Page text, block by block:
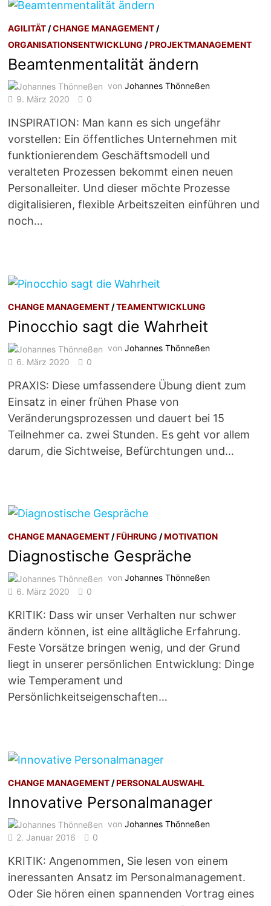
AGILITÄT /CHANGE MANAGEMENT /
ORGANISATIONSENTWICKLUNG /PROJEKTMANAGEMENT
Beamtenmentalität ändern
vonJohannes Thönneßen
9. März 2020
0
INSPIRATION: Man kann es sich ungefähr
vorstellen: Ein öffentliches Unternehmen mit
funktionierendem Geschäftsmodell und
veralteten Prozessen bekommt einen neuen
Personalleiter. Und dieser möchte Prozesse
digitalisieren, flexible Arbeitszeiten einführen und
noch…
CHANGE MANAGEMENT /TEAMENTWICKLUNG
Pinocchio sagt die Wahrheit
vonJohannes Thönneßen
6. März 2020
0
PRAXIS: Diese umfassendere Übung dient zum
Einsatz in einer frühen Phase von
Veränderungsprozessen und dauert bei 15
Teilnehmer ca. zwei Stunden. Es geht vor allem
darum, die Sichtweise, Befürchtungen und…
CHANGE MANAGEMENT /FÜHRUNG /MOTIVATION
Diagnostische Gespräche
vonJohannes Thönneßen
6. März 2020
0
KRITIK: Dass wir unser Verhalten nur schwer
ändern können, ist eine alltägliche Erfahrung.
Feste Vorsätze bringen wenig, und der Grund
liegt in unserer persönlichen Entwicklung: Dinge
wie Temperament und
Persönlichkeitseigenschaften…
CHANGE MANAGEMENT /PERSONALAUSWAHL
Innovative Personalmanager
vonJohannes Thönneßen
2. Januar 2016
0
KRITIK: Angenommen, Sie lesen von einem
ineressanten Ansatz im Personalmanagement.
Oder Sie hören einen spannenden Vortrag eines